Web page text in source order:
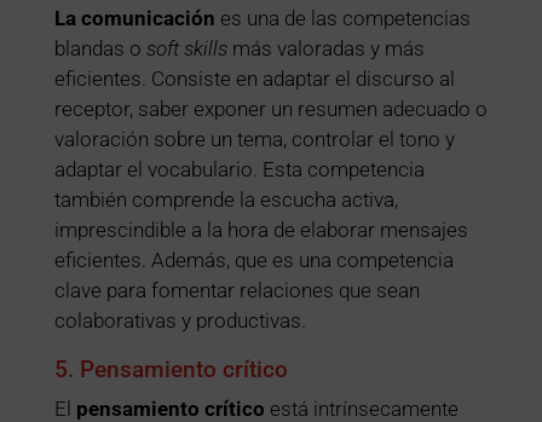
La comunicación es una de las competencias
blandas o soft skillsmás valoradas y más
eficientes. Consiste en adaptar el discurso al
receptor, saber exponer un resumen adecuado o
valoración sobre un tema, controlar el tono y
adaptar el vocabulario. Esta competencia
también comprende la escucha activa,
imprescindible a la hora de elaborar mensajes
eficientes. Además, que es una competencia
clave para fomentar relaciones que sean
colaborativas y productivas.
5. Pensamiento crítico
El pensamiento crítico está intrínsecamente